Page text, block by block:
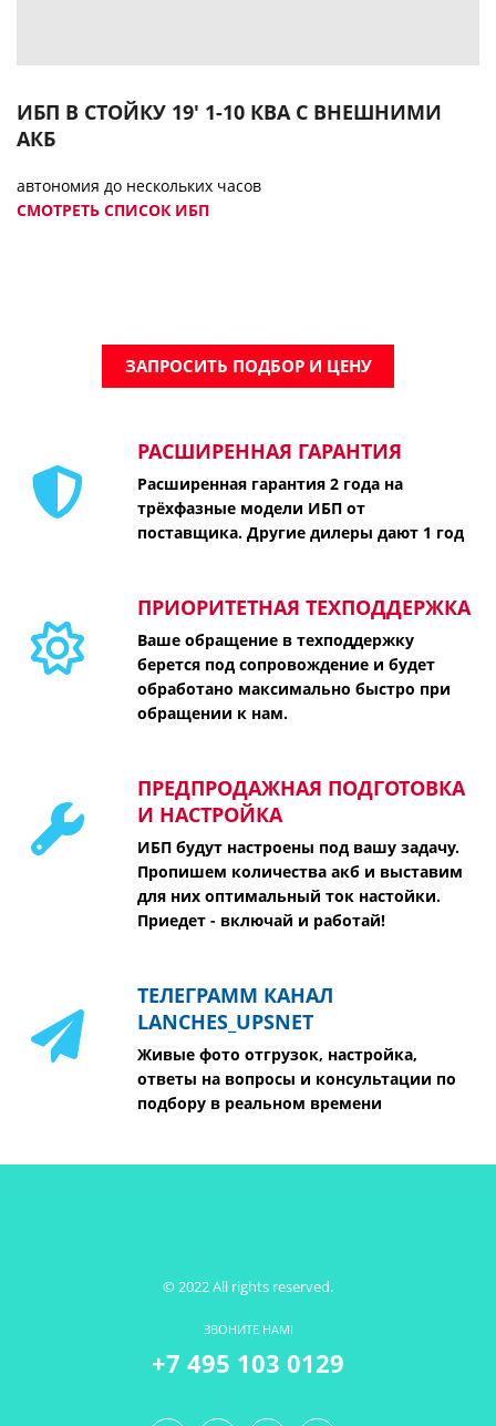
ИБП В СТОЙКУ 19' 1-10 КВА С ВНЕШНИМИ
АКБ
автономия до нескольких часов
СМОТРЕТЬ СПИСОК ИБП
ЗАПРОСИТЬ ПОДБОР И ЦЕНУ
РАСШИРЕННАЯ ГАРАНТИЯ
Расширенная гарантия 2 года на
трёхфазные модели ИБП от
поставщика. Другие дилеры дают 1 год
ПРИОРИТЕТНАЯ ТЕХПОДДЕРЖКА
Ваше обращение в техподдержку
берется под сопровождение и будет
обработано максимально быстро при
обращении к нам.
ПРЕДПРОДАЖНАЯ ПОДГОТОВКА
И НАСТРОЙКА
ИБП будут настроены под вашу задачу.
Пропишем количества акб и выставим
для них оптимальный ток настойки.
Приедет - включай и работай!
ТЕЛЕГРАММ КАНАЛ
LANCHES_UPSNET
Живые фото отгрузок, настройка,
ответы на вопросы и консультации по
подбору в реальном времени
© 2022 All rights reserved.
ЗВОНИТЕ НАМ!
+7 495 103 0129